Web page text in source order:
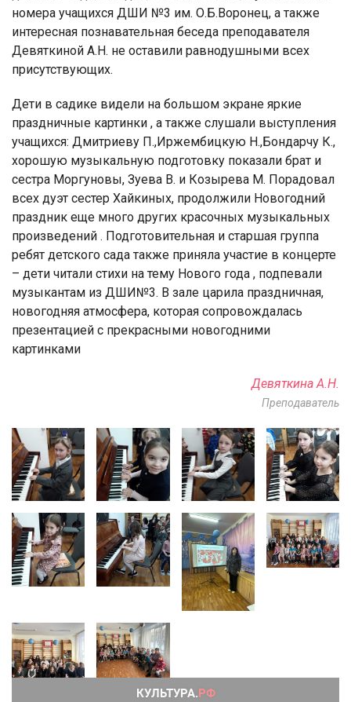
номера учащихся ДШИ №3 им. О.Б.Воронец, а также
интересная познавательная беседа преподавателя
Девяткиной А.Н. не оставили равнодушными всех
присутствующих.
Дети в садике видели на большом экране яркие
праздничные картинки , а также слушали выступления
учащихся: Дмитриеву П.,Иржембицкую Н.,Бондарчу К.,
хорошую музыкальную подготовку показали брат и
сестра Моргуновы, Зуева В. и Козырева М. Порадовал
всех дуэт сестер Хайкиных, продолжили Новогодний
праздник еще много других красочных музыкальных
произведений . Подготовительная и старшая группа
ребят детского сада также приняла участие в концерте
– дети читали стихи на тему Нового года , подпевали
музыкантам из ДШИ№3. В зале царила праздничная,
новогодняя атмосфера, которая сопровождалась
презентацией с прекрасными новогодними
картинками
Девяткина А.Н.
Преподаватель